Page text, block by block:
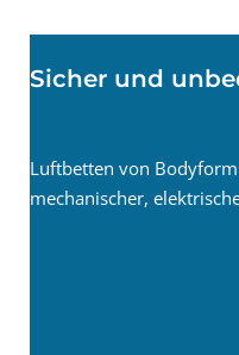
Sicher und
Luftbetten von
mechanischer,